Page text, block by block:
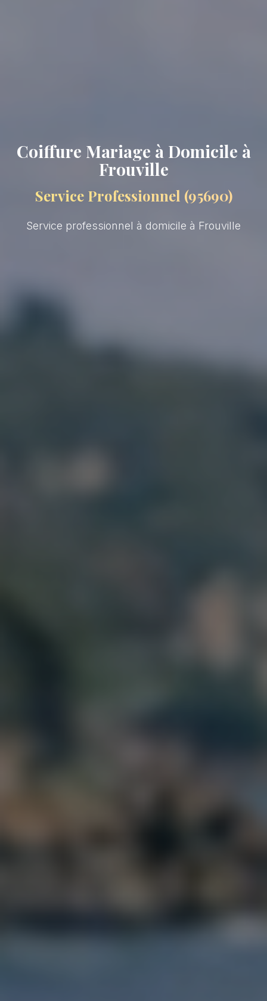
Coiffure Mariage à Domicile à
Frouville
Service Professionnel (95690)
Service professionnel à domicile à Frouville